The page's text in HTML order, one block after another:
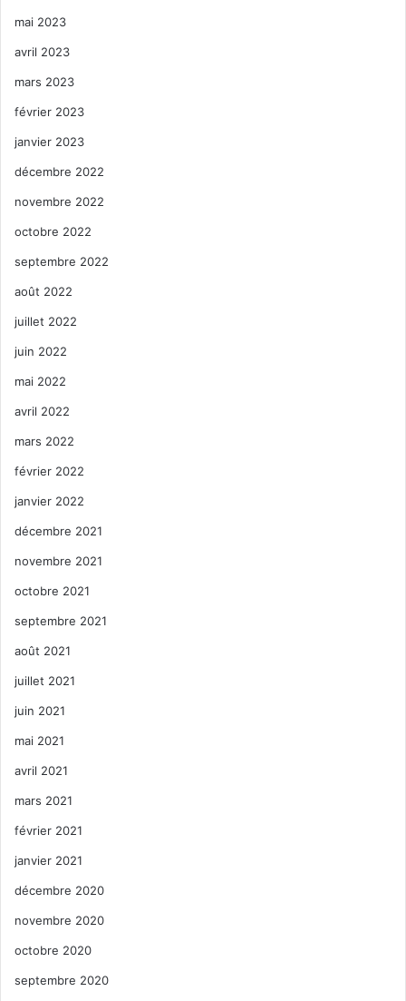
mai 2023
avril 2023
mars 2023
février 2023
janvier 2023
décembre 2022
novembre 2022
octobre 2022
septembre 2022
août 2022
juillet 2022
juin 2022
mai 2022
avril 2022
mars 2022
février 2022
janvier 2022
décembre 2021
novembre 2021
octobre 2021
septembre 2021
août 2021
juillet 2021
juin 2021
mai 2021
avril 2021
mars 2021
février 2021
janvier 2021
décembre 2020
novembre 2020
octobre 2020
septembre 2020